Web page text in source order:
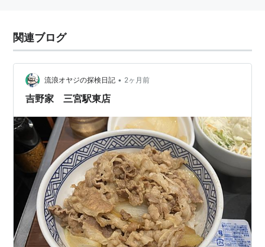
関連ブログ
流浪オヤジの探検日記 • 2ヶ月前
吉野家 三宮駅東店